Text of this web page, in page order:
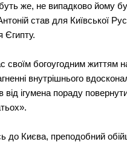
же, не випадково йому
став для Київської
Єгипту.
своїм богоугодним життям
внутрішнього
від ігумена пораду
до Києва, преподобний